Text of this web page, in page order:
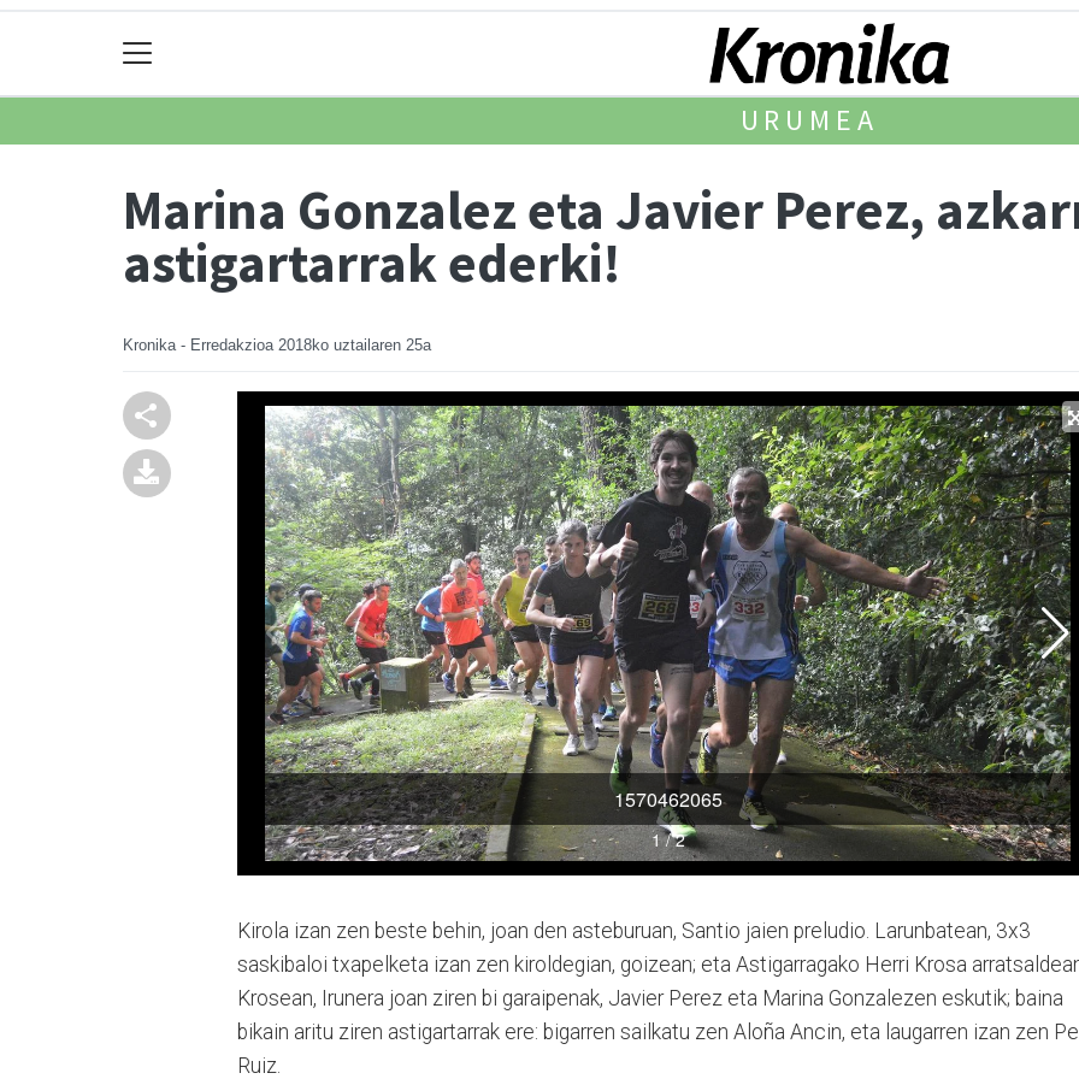
URUMEA
Marina Gonzalez eta Javier Perez,
astigartarrak ederki!
Kronika - Erredakzioa 2018ko uztailaren 25a
Kirola izan zen beste behin, joan den asteburuan, Santio ja­ien preludio. Larunbatean, 3x3
saskibaloi txapelketa izan zen kiroldegian, goizean; eta Asti­ga­rragako Herri Krosa
Krosean, Irunera joan zi­ren bi garaipenak, Javier Perez eta Marina Gonzalezen eskutik; baina
bikain aritu ziren asti­gartarrak ere: bigarren sailkatu zen Aloña Ancin, eta laugarren izan zen
Ruiz.